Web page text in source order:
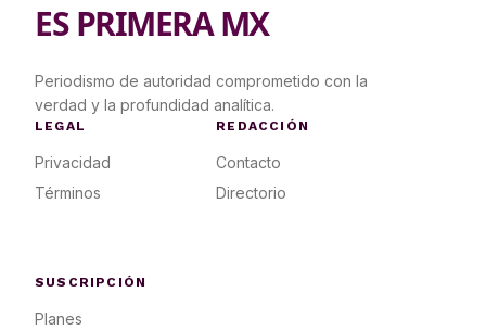
ES PRIMERA MX
Periodismo de autoridad comprometido con la
verdad y la profundidad analítica.
LEGAL
Privacidad
Términos
REDACCIÓN
Contacto
Directorio
SUSCRIPCIÓN
Planes